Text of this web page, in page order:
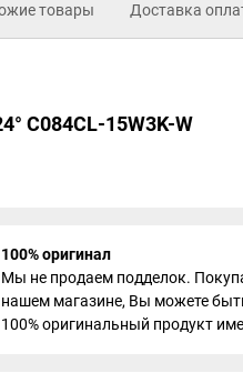
товары Доставка
C084CL-15W3K-W
100% оригинал
Мы не продаем подделок.
нашем магазине, Вы можете
100% оригинальный продукт